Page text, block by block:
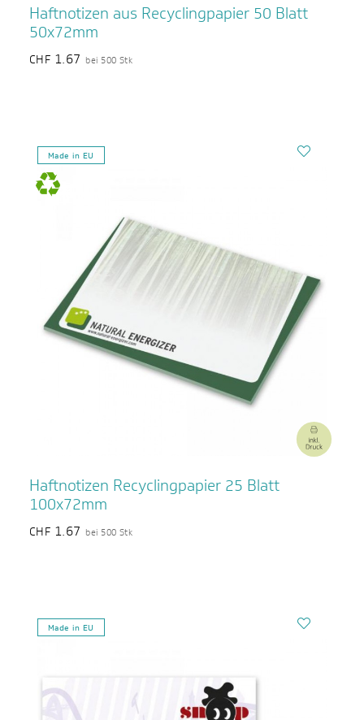
Haftnotizen aus Recyclingpapier 50 Blatt
50x72mm
CHF 1.67 bei 500 Stk
Made in EU
Haftnotizen Recyclingpapier 25 Blatt
100x72mm
CHF 1.67 bei 500 Stk
Made in EU